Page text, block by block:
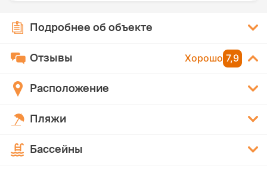
Подробнее об объекте
Отзывы Хорошо 7,9
Расположение
Пляжи
Бассейны